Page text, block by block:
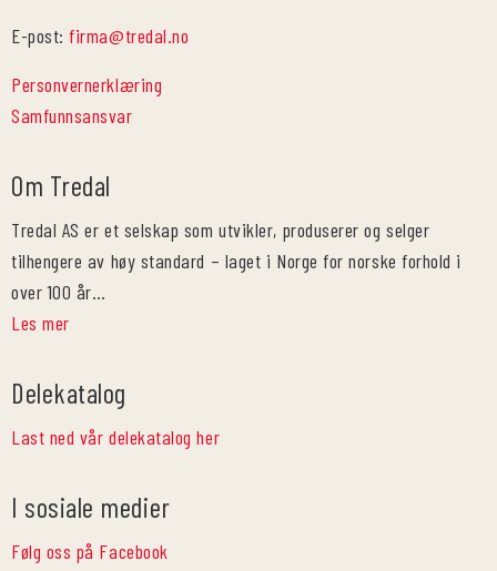
E-post:firma@tredal.no
Personvernerklæring
Samfunnsansvar
Om Tredal
Tredal AS er et selskap som utvikler, produserer og selger
tilhengere av høy standard – laget i Norge for norske forhold i
over 100 år…
Les mer
Delekatalog
Last ned vår delekatalog her
I sosiale medier
Følg oss på Facebook